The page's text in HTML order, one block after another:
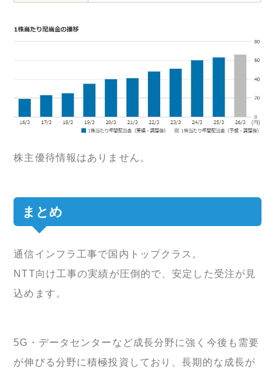
株主優待情報はありません。
まとめ
通信インフラ工事で国内トップクラス。
NTT向け工事の実績が圧倒的で、安定した受注が見
込めます。
5G・データセンターなど成長分野に強く今後も需要
が伸びる分野に積極投資しており、長期的な成長が